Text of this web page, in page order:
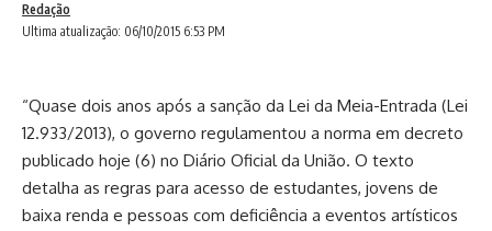
Ultima atualização: 06/10/2015 6:53 PM
Redação
“Quase dois anos após a sanção da Lei da Meia-Entrada (Lei
12.933/2013), o governo regulamentou a norma em decreto
publicado hoje (6) no Diário Oficial da União. O texto
detalha as regras para acesso de estudantes, jovens de
baixa renda e pessoas com deficiência a eventos artísticos